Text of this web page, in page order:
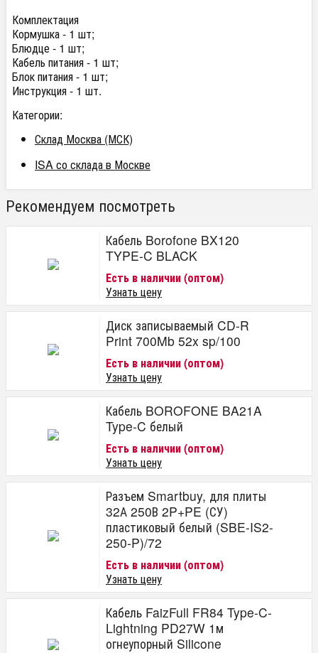
Комплектация
Кормушка - 1 шт;
Блюдце - 1 шт;
Кабель питания - 1 шт;
Блок питания - 1 шт;
Инструкция - 1 шт.
Категории:
Склад Москва (МСК)
ISA со склада в Москве
Рекомендуем посмотреть
Кабель Borofone BX120
TYPE-C BLACK
Есть в наличии (оптом)
Узнать цену
Диск записываемый CD-R
Print 700Mb 52x sp/100
Есть в наличии (оптом)
Узнать цену
Кабель BOROFONE BA21A
Type-C белый
Есть в наличии (оптом)
Узнать цену
Разъем Smartbuy, для плиты
32А 250В 2P+PE (СУ)
пластиковый белый (SBE-IS2-
250-P)/72
Есть в наличии (оптом)
Узнать цену
Кабель FaizFull FR84 Type-C-
Lightning PD27W 1м
огнеупорный Silicone